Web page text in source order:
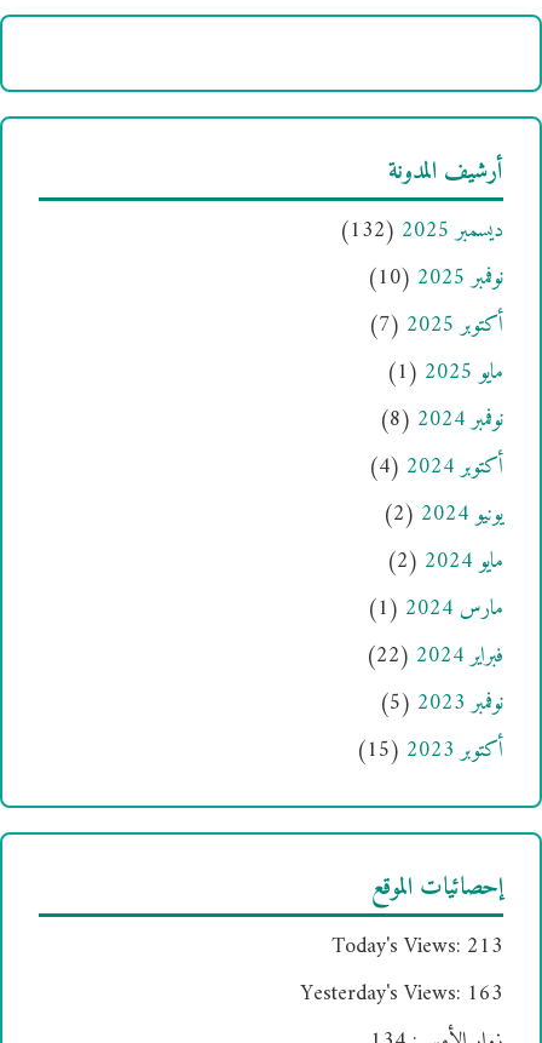
أرشيف المدونة
ديسمبر 2025
(132)
نوفمبر 2025
(10)
أكتوبر 2025
(7)
مايو 2025
(1)
نوفمبر 2024
(8)
أكتوبر 2024
(4)
يونيو 2024
(2)
مايو 2024
(2)
مارس 2024
(1)
فبراير 2024
(22)
نوفمبر 2023
(5)
أكتوبر 2023
(15)
إحصائيات الموقع
Today's Views: 213
Yesterday's Views: 163